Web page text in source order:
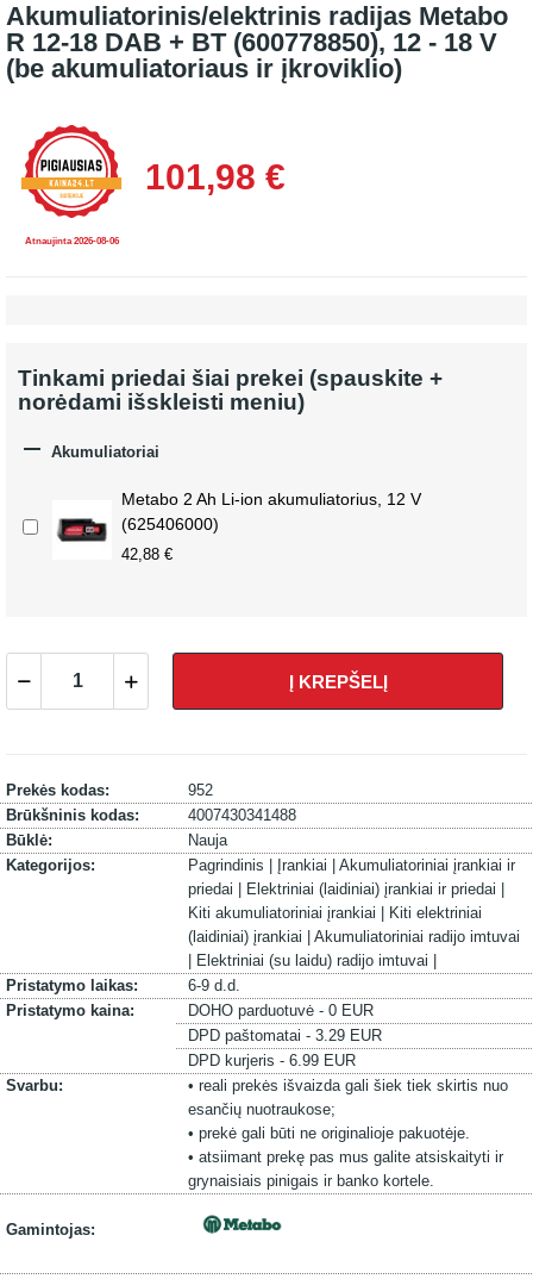
Akumuliatorinis/elektrinis radijas Metabo
R 12-18 DAB + BT (600778850), 12 - 18 V
(be akumuliatoriaus ir įkroviklio)
101,98 €
Atnaujinta 2026-08-06
Tinkami priedai šiai prekei (spauskite +
norėdami išskleisti meniu)
 Akumuliatoriai
Metabo 2 Ah Li-ion akumuliatorius, 12 V
(625406000)
42,88 €
Į KREPŠELĮ
Prekės kodas:
952
Brūkšninis kodas:
4007430341488
Būklė:
Nauja
Kategorijos:
Pagrindinis | Įrankiai | Akumuliatoriniai įrankiai ir
priedai |
Elektriniai (laidiniai) įrankiai ir priedai |
Kiti akumuliatoriniai įrankiai |
Kiti elektriniai
(laidiniai) įrankiai | Akumuliatoriniai radijo imtuvai
Elektriniai (su laidu) radijo imtuvai |
Pristatymo laikas:
6-9 d.d.
Pristatymo kaina:
DOHO parduotuvė - 0 EUR
DPD paštomatai - 3.29 EUR
DPD kurjeris - 6.99 EUR
Svarbu:
• reali prekės išvaizda gali šiek tiek skirtis nuo
esančių nuotraukose;
• prekė gali būti ne originalioje pakuotėje.
• atsiimant prekę pas mus galite atsiskaityti ir
grynaisiais pinigais ir banko kortele.
Gamintojas: